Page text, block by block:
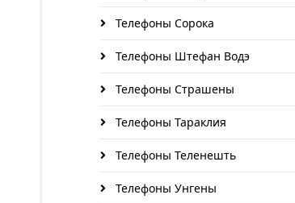
Телефоны Сорока
Телефоны Штефан Водэ
Телефоны Страшены
Телефоны Тараклия
Телефоны Теленешть
Телефоны Унгены